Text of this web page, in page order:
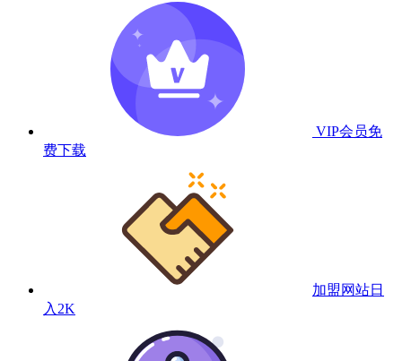
VIP会员免
费下载
加盟网站日
入2K